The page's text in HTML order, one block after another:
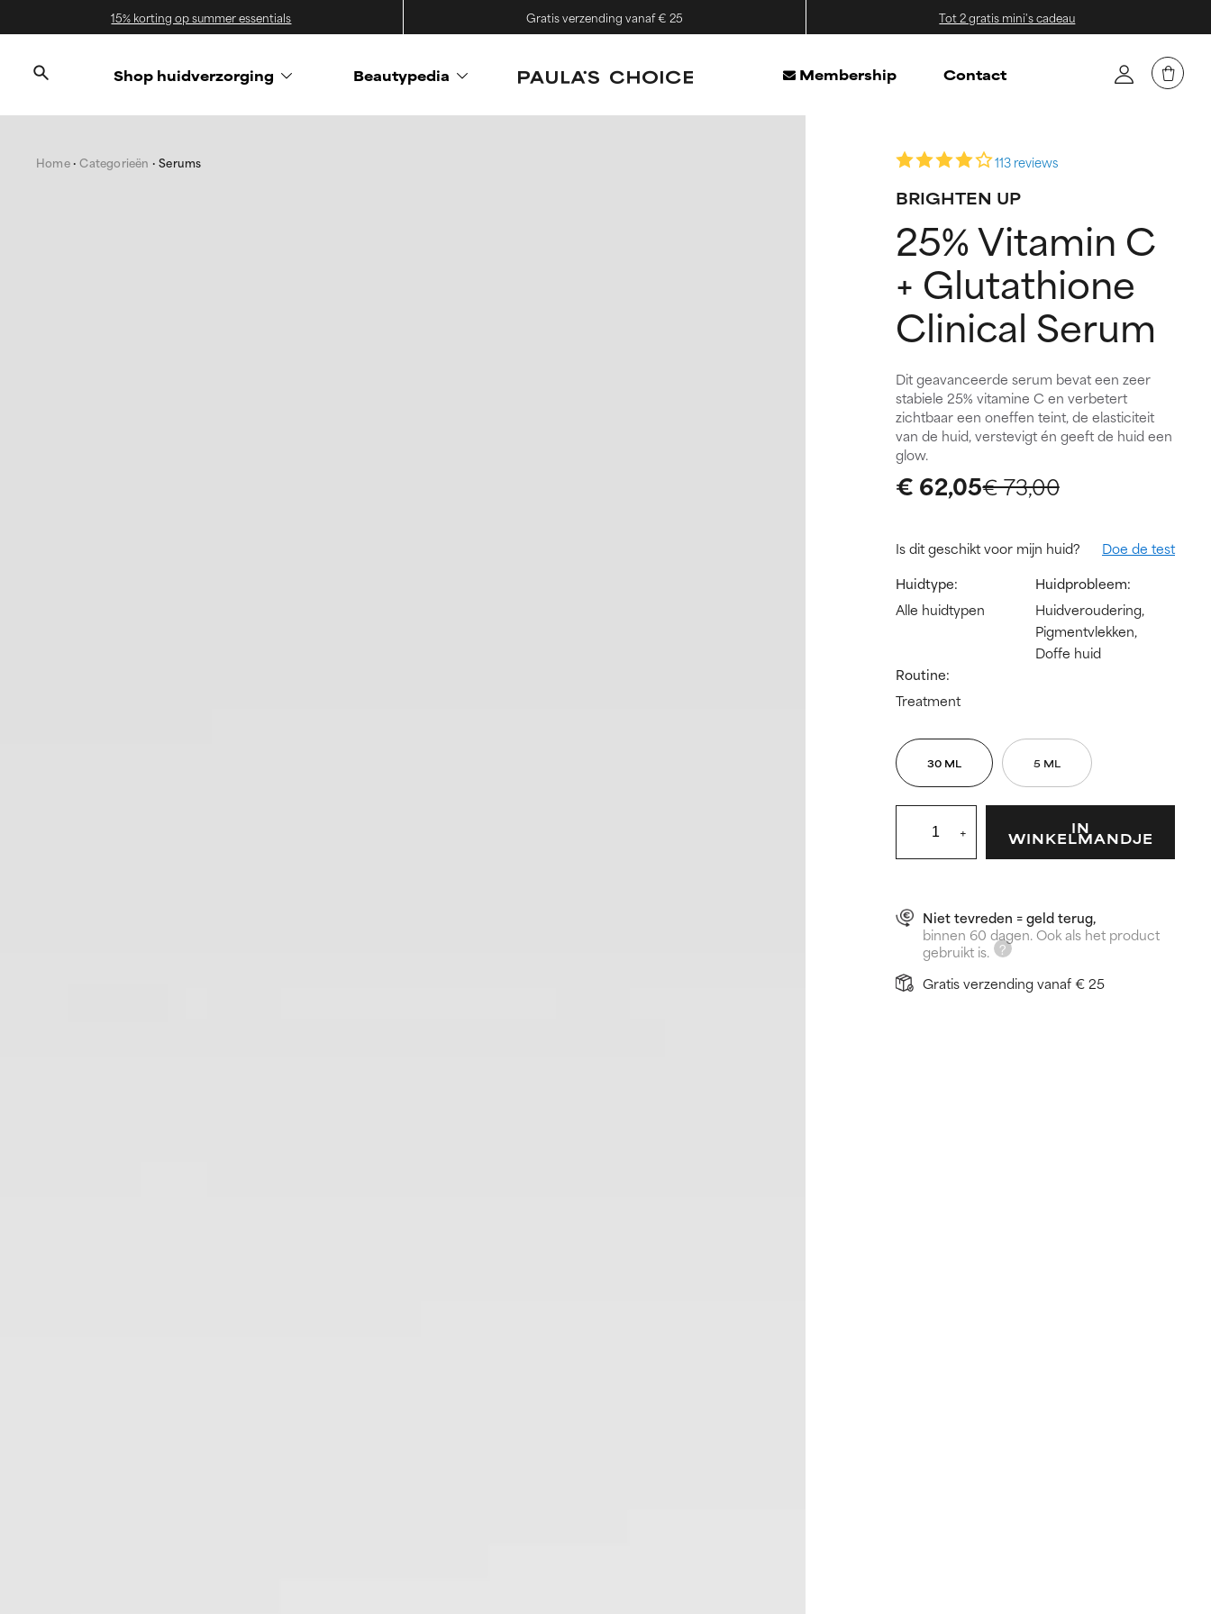
15% korting op summer essentials Gratis verzending vanaf € 25 Tot 2 gratis mini's cadeau
Shop huidverzorging Beautypedia Membership Contact
Home Categorieën Serums 113 reviews
BRIGHTEN UP
25% Vitamin C
+ Glutathione
Clinical Serum
Dit geavanceerde serum bevat een zeer
stabiele 25% vitamine C en verbetert
zichtbaar een oneffen teint, de elasticiteit
van de huid, verstevigt én geeft de huid een
glow.
€ 73,00
€ 62,05
Is dit geschikt voor mijn huid?
Doe de test
Huidtype:
Alle huidtypen
Huidprobleem:
Huidveroudering,
Pigmentvlekken,
Doffe huid
Routine:
Treatment
30 ML 5 ML
+ IN
WINKELMANDJE
Niet tevreden = geld terug,
binnen 60 dagen. Ook als het product
gebruikt is.
Gratis verzending vanaf € 25